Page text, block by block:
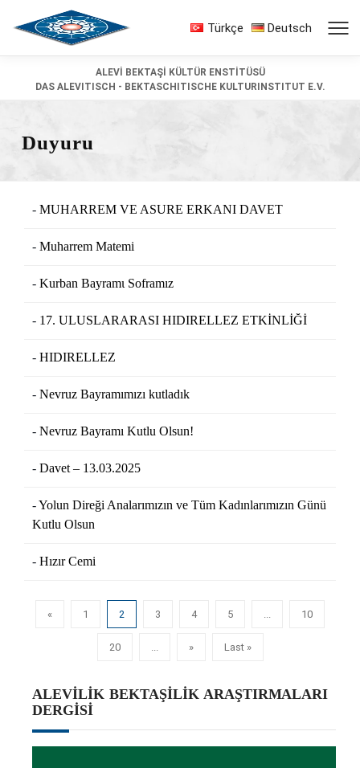
Türkçe Deutsch
ALEVİ BEKTAŞİ KÜLTÜR ENSTİTÜSÜ
DAS ALEVITISCH - BEKTASCHITISCHE KULTURINSTITUT E.V.
Duyuru
MUHARREM VE ASURE ERKANI DAVET
Muharrem Matemi
Kurban Bayramι Soframız
17. ULUSLARARASI HIDIRELLEZ ETKİNLİĞİ
HIDIRELLEZ
Nevruz Bayramımızı kutladık
Nevruz Bayramı Kutlu Olsun!
Davet – 13.03.2025
Yolun Direği Analarımızın ve Tüm Kadınlarımızın Günü
Kutlu Olsun
Hızır Cemi
« 1 2 3 4 5 ... 10
20 ... » Last »
ALEVILIK BEKTAŞILIK ARAŞTIRMALARI
DERGISI